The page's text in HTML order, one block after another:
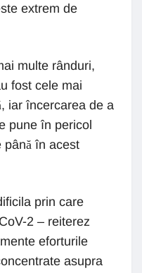
extrem de
multe rânduri,
fost cele mai
iar încercarea de a
pune în pericol
până în acest
prin care
2 – reiterez
eforturile
asupra